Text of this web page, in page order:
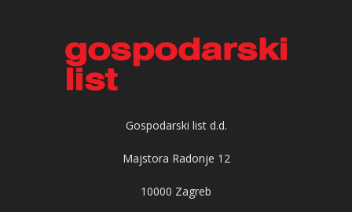
Gospodarski list d.d.
Majstora Radonje 12
10000 Zagreb